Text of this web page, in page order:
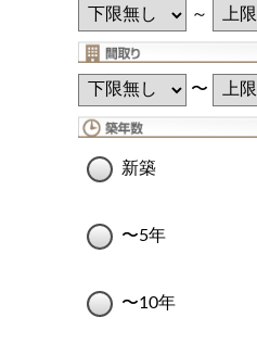
～
〜
新築
〜5年
〜10年